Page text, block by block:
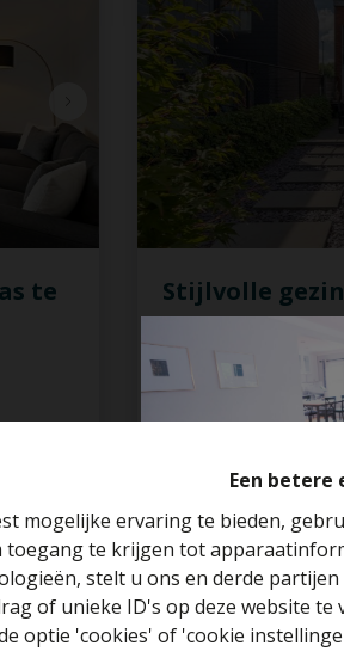
Een betere
mogelijke ervaring te bieden,
toegang te krijgen tot
stelt u ons en derde
of unieke ID's op deze website
optie 'cookies' of 'cookie
te
Stijlvolle
inpandige
gelegen te
3 1 145
VERKOCHT
Benieuwd